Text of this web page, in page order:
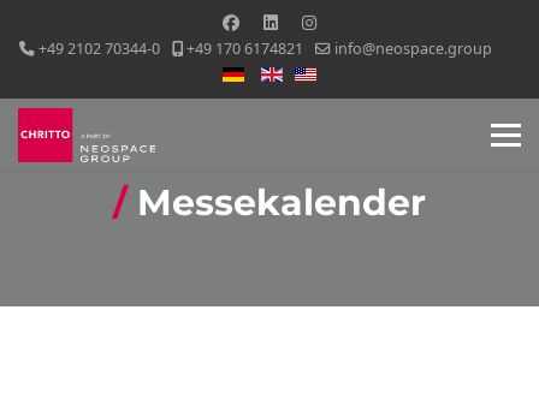
+49 2102 70344-0 +49 170 6174821
info@neospace.group
Sprache auswählen
Messekalender